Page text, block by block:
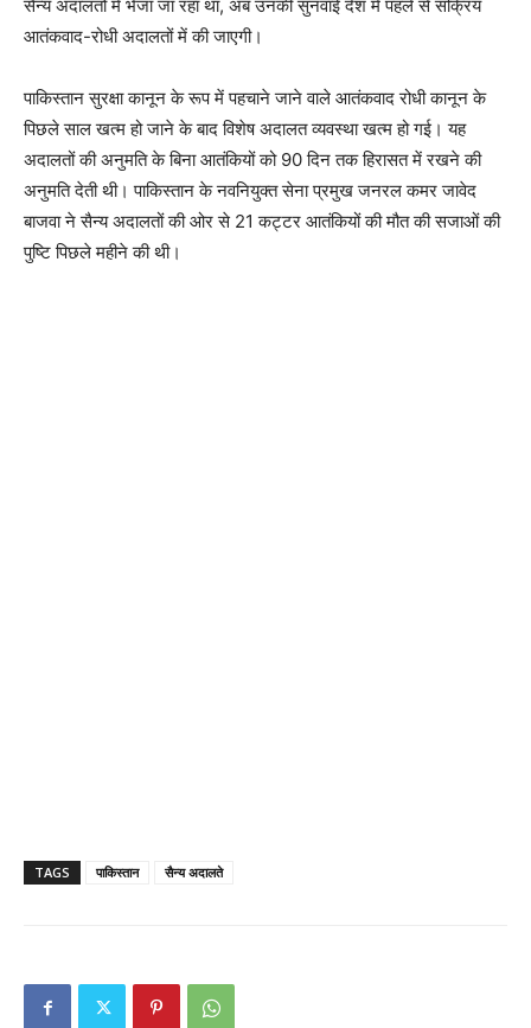
सैन्य अदालतों में भेजा जा रहा था, अब उनकी सुनवाई देश में पहले से सक्रिय
आतंकवाद-रोधी अदालतों में की जाएगी।
पाकिस्तान सुरक्षा कानून के रूप में पहचाने जाने वाले आतंकवाद रोधी कानून के
पिछले साल खत्म हो जाने के बाद विशेष अदालत व्यवस्था खत्म हो गई। यह
अदालतों की अनुमति के बिना आतंकियों को 90 दिन तक हिरासत में रखने की
अनुमति देती थी। पाकिस्तान के नवनियुक्त सेना प्रमुख जनरल कमर जावेद
बाजवा ने सैन्य अदालतों की ओर से 21 कट्टर आतंकियों की मौत की सजाओं की
पुष्टि पिछले महीने की थी।
TAGS पाकिस्तान सैन्य अदालते